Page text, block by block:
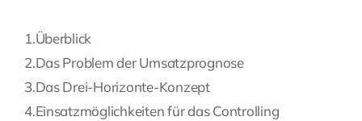
Fragen Sie Ihre Kanzlei
Kontakt
1.Überblick
2.Das Problem der Umsatzprognose
3.Das Drei-Horizonte-Konzept
4.Einsatzmöglichkeiten für das Controlling